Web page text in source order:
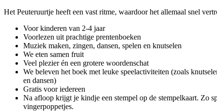
Het Peuteruurtje heeft een vast ritme, waardoor het allemaal snel
Voor kinderen van 2-4 jaar
Voorlezen uit prachtige prentenboeken
Muziek maken, zingen, dansen, spelen en knutselen
We eten samen fruit
Veel plezier én een grotere woordenschat
We beleven het boek met leuke speelactiviteiten (zoals
en dansen)
Gratis voor iedereen
Na afloop krijgt je kindje een stempel op de stempelkaart. Zo
vingerpoppetjes.